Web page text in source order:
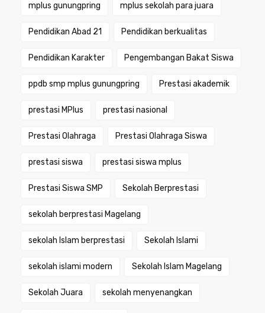
mplus gunungpring mplus sekolah para juara
Pendidikan Abad 21 Pendidikan berkualitas
Pendidikan Karakter Pengembangan Bakat Siswa
ppdb smp mplus gunungpring Prestasi akademik
prestasi MPlus prestasi nasional
Prestasi Olahraga Prestasi Olahraga Siswa
prestasi siswa prestasi siswa mplus
Prestasi Siswa SMP Sekolah Berprestasi
sekolah berprestasi Magelang
sekolah Islam berprestasi Sekolah Islami
sekolah islami modern Sekolah Islam Magelang
Sekolah Juara sekolah menyenangkan